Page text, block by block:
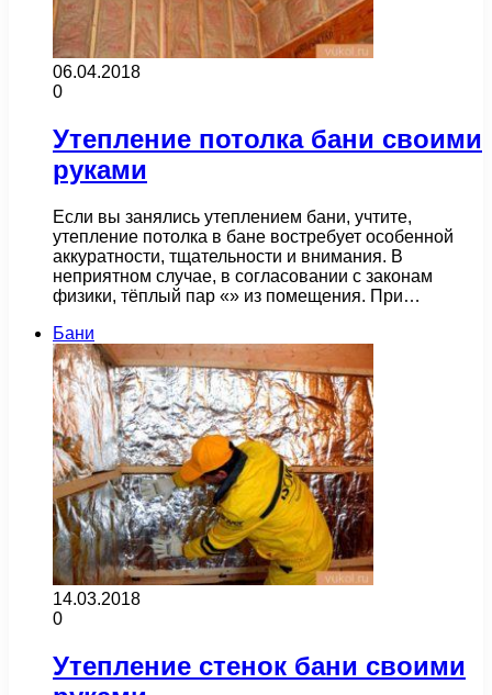
06.04.2018
0
Утепление потолка бани своими
руками
Если вы занялись утеплением бани, учтите,
утепление потолка в бане востребует особенной
аккуратности, тщательности и внимания. В
неприятном случае, в согласовании с законам
физики, тёплый пар «» из помещения. При…
Бани
14.03.2018
0
Утепление стенок бани своими